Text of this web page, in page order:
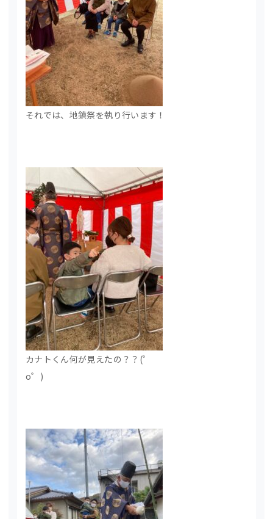
それでは、地鎮祭を執り行います！
カナトくん何が見えたの？？(゜
o゜)